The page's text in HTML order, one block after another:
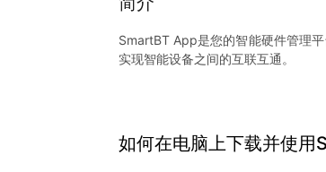
SmartBT App是您的智能硬件管理
实现智能设备之间的互联互通。
如何在电脑上下载并使用